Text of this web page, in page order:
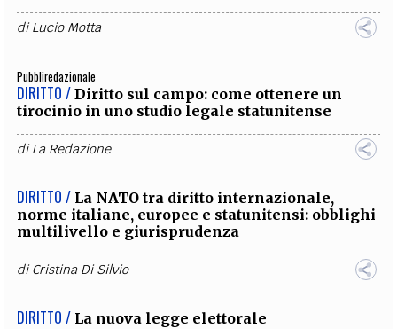
diLucio Motta
Pubbliredazionale
DIRITTO / Diritto sul campo: come ottenere un
tirocinio in uno studio legale statunitense
diLa Redazione
DIRITTO / La NATO tra diritto internazionale,
norme italiane, europee e statunitensi: obblighi
multilivello e giurisprudenza
diCristina Di Silvio
DIRITTO / La nuova legge elettorale